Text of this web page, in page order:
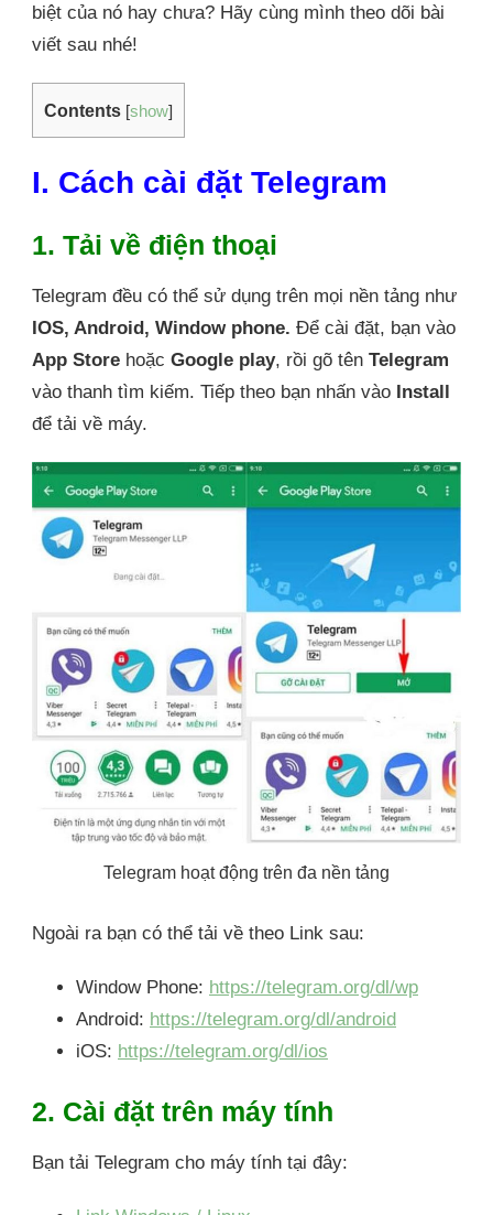
biệt của nó hay chưa? Hãy cùng mình theo dõi bài
viết sau nhé!
Contents [show]
I. Cách cài đặt Telegram
1. Tải về điện thoại
Telegram đều có thể sử dụng trên mọi nền tảng như
IOS, Android, Window phone. Để cài đặt, bạn vào
App Store hoặc Google play, rồi gõ tên Telegram
vào thanh tìm kiếm. Tiếp theo bạn nhấn vào Install
để tải về máy.
Telegram hoạt động trên đa nền tảng
Ngoài ra bạn có thể tải về theo Link sau:
Window Phone: https://telegram.org/dl/wp
Android: https://telegram.org/dl/android
iOS: https://telegram.org/dl/ios
2. Cài đặt trên máy tính
Bạn tải Telegram cho máy tính tại đây: